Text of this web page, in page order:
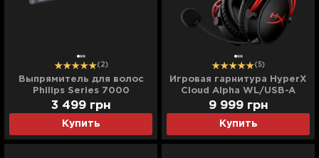
(2)
Выпрямитель для волос
Philips Series 7000
Купить
3 499 грн
(5)
Игровая гарнитура HyperX
Cloud Alpha WL/USB-A
(Black/Red) (UA)
Купить
9 999 грн